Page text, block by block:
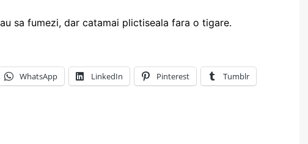
sa fumezi, dar catamai plictiseala fara o tigare.
WhatsApp LinkedIn Pinterest Tumblr